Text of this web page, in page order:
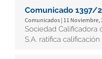
Comunicado 1397/
Comunicados | 11 Noviembre,
Sociedad Calificadora
S.A. ratifica